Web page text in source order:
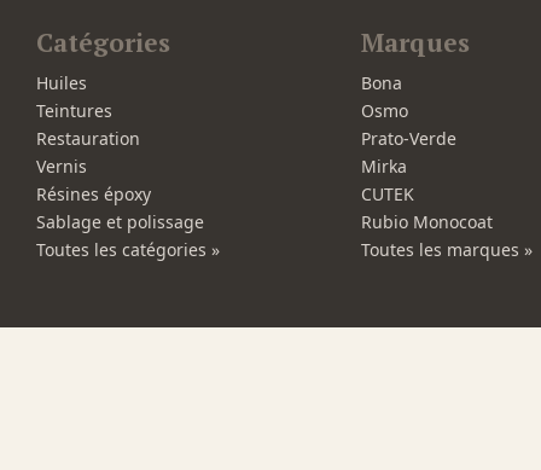
Catégories
Huiles
Teintures
Restauration
Vernis
Résines époxy
Sablage et polissage
Toutes les catégories »
Marques
Bona
Osmo
Prato-Verde
Mirka
CUTEK
Rubio Monocoat
Toutes les marques »